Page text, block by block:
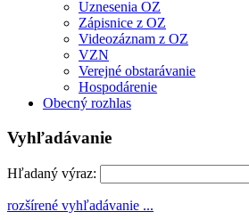
Uznesenia OZ
Zápisnice z OZ
Videozáznam z OZ
VZN
Verejné obstarávanie
Hospodárenie
Obecný rozhlas
Vyhľadávanie
Hľadaný výraz:
rozšírené vyhľadávanie ...